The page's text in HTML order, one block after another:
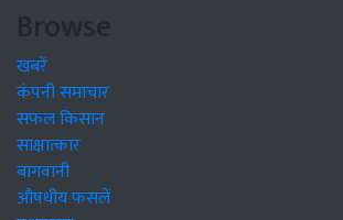
Browse
खबरें
कंपनी समाचार
सफल किसान
साक्षात्कार
बागवानी
औषधीय फसलें